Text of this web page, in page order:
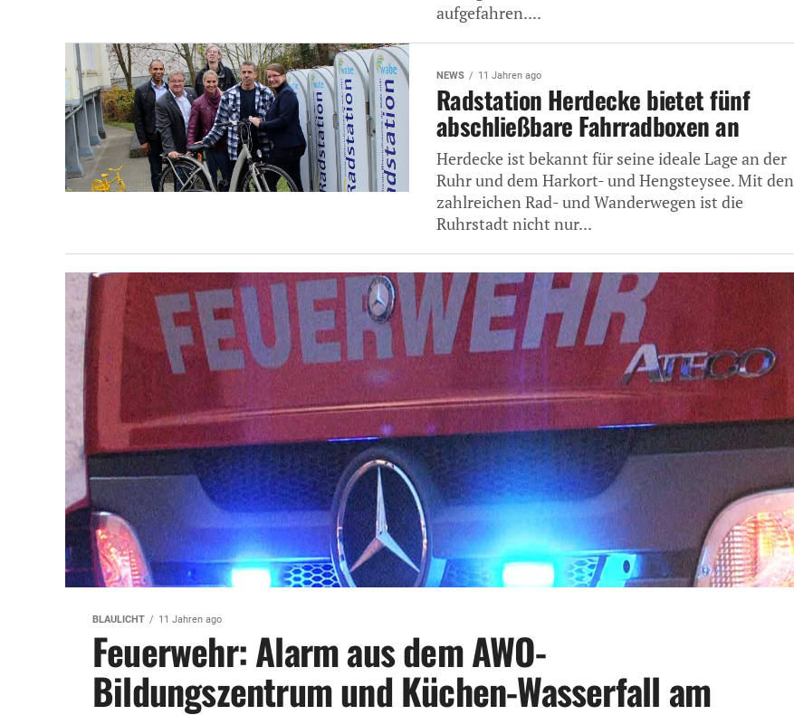
aufgefahren....
NEWS 11 Jahren ago
Radstation Herdecke bietet fünf
abschließbare Fahrradboxen an
Herdecke ist bekannt für seine ideale Lage an der
Ruhr und dem Harkort- und Hengsteysee. Mit den
zahlreichen Rad- und Wanderwegen ist die
Ruhrstadt nicht nur...
BLAULICHT 11 Jahren ago
Feuerwehr: Alarm aus dem AWO-
Bildungszentrum und Küchen-Wasserfall am